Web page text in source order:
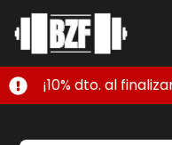
¡10% dto. al